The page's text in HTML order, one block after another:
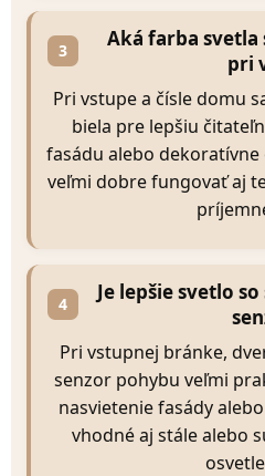
3
Aká farba svetla
pri
Pri vstupe a čísle domu
biela pre lepšiu
fasádu alebo
veľmi dobre fungovať aj
4
Je lepšie svetlo
Pri vstupnej bránke,
senzor pohybu veľmi
nasvietenie fasády
vhodné aj stále alebo